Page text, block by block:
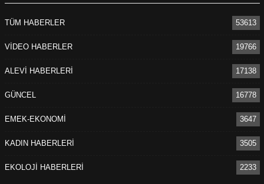
TÜM HABERLER 53613
VİDEO HABERLER 19766
ALEVİ HABERLERİ 17138
GÜNCEL 16778
EMEK-EKONOMİ 3647
KADIN HABERLERİ 3505
EKOLOJİ HABERLERİ 2233